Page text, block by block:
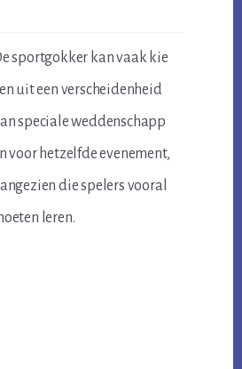
sportgokker kan vaak kie
uit een verscheidenheid
speciale weddenschapp
voor hetzelfde evenement,
die spelers vooral
leren.